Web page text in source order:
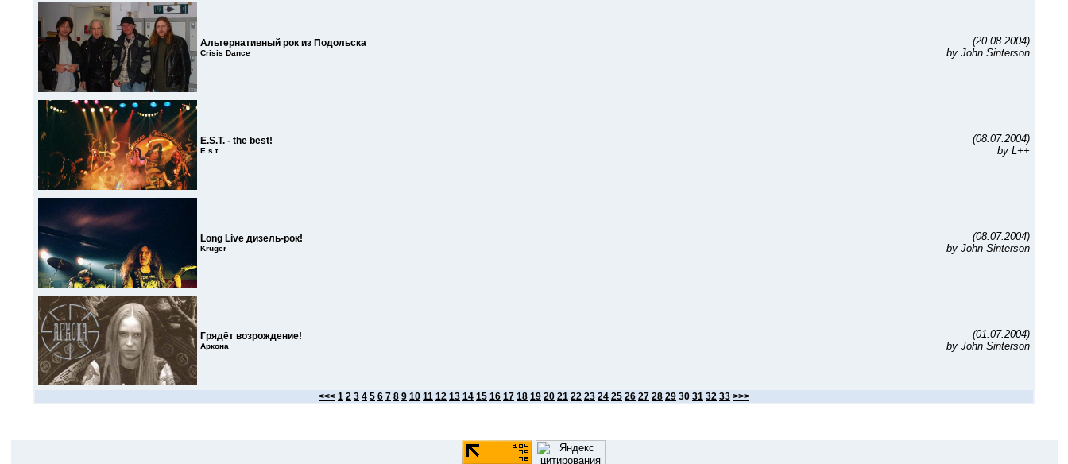
Альтернативный рок из Подольска
Crisis Dance
(20.08.2004)
by John Sinterson
E.S.T. - the best!
E.s.t.
(08.07.2004)
by L++
Long Live дизель-рок!
Kruger
(08.07.2004)
by John Sinterson
Грядёт возрождение!
Аркона
(01.07.2004)
by John Sinterson
<<< 1 2 3 4 5 6 7 8 9 10 11 12 13 14 15 16 17 18 19 20 21 22 23 24 25 26 27 28 29 30 31 32 33 >>>